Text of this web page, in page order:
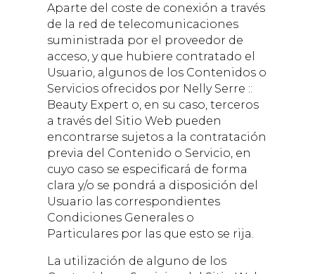
Aparte del coste de conexión a través
de la red de telecomunicaciones
suministrada por el proveedor de
acceso, y que hubiere contratado el
Usuario, algunos de los Contenidos o
Servicios ofrecidos por Nelly Serre ::
Beauty Expert o, en su caso, terceros
a través del Sitio Web pueden
encontrarse sujetos a la contratación
previa del Contenido o Servicio, en
cuyo caso se especificará de forma
clara y/o se pondrá a disposición del
Usuario las correspondientes
Condiciones Generales o
Particulares por las que esto se rija.
La utilización de alguno de los